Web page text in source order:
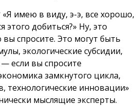
«Я имею в виду, э-э, все хорошо,
добиться?» Ну, это
вы спросите. Это могут быть
экологические субсидии,
если вы спросите
замкнутого цикла,
технологические инновации»
мыслящие эксперты.